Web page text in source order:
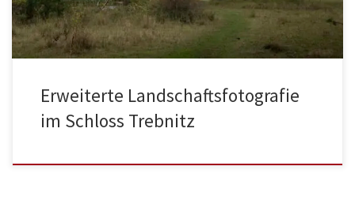
Erweiterte Landschaftsfotografie
im Schloss Trebnitz